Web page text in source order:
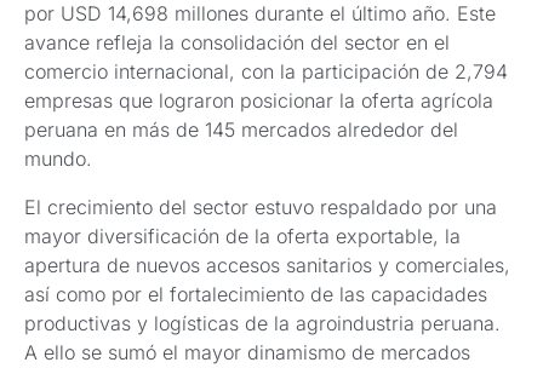
por USD 14,698 millones durante el último año. Este
avance refleja la consolidación del sector en el
comercio internacional, con la participación de 2,794
empresas que lograron posicionar la oferta agrícola
peruana en más de 145 mercados alrededor del
mundo.
El crecimiento del sector estuvo respaldado por una
mayor diversificación de la oferta exportable, la
apertura de nuevos accesos sanitarios y comerciales,
así como por el fortalecimiento de las capacidades
productivas y logísticas de la agroindustria peruana.
A ello se sumó el mayor dinamismo de mercados